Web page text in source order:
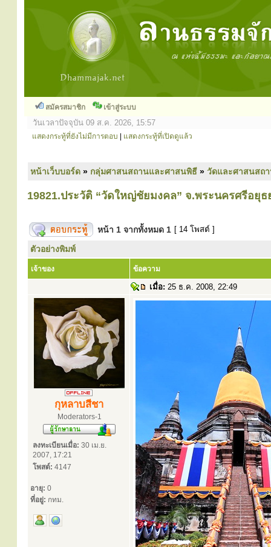
สมัครสมาชิก เข้าสู่ระบบ
วันเวลาปัจจุบัน 09 ส.ค. 2026, 15:57
แสดงกระทู้ที่ยังไม่มีการตอบ แสดงกระทู้ที่เปิดดูแล้ว
หน้าเว็บบอร์ด » กลุ่มศาสนสถานและศาสนพิธี » วัดและศาสนสถ
19821.ประวัติ “วัดใหญ่ชัยมงคล” จ.พระนครศรีอยุธ
หน้า 1 จากทั้งหมด 1 [ 14 โพสต์ ]
ตัวอย่างพิมพ์
เจ้าของ ข้อความ
เมื่อ: 25 ธ.ค. 2008, 22:49
กุหลาบสีชา
Moderators-1
ลงทะเบียนเมื่อ: 30 เม.ย.
2007, 17:21
โพสต์: 4147
อายุ: 0
ที่อยู่: กทม.